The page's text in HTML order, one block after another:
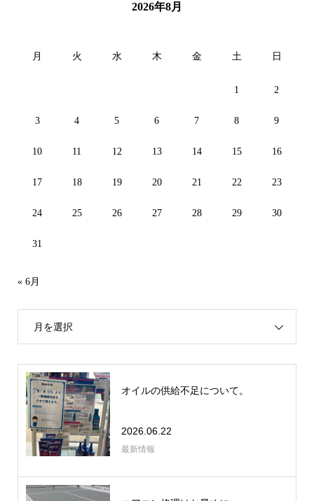
2026年8月
月 火 水 木 金 土 日
1 2
3 4 5 6 7 8 9
10 11 12 13 14 15 16
17 18 19 20 21 22 23
24 25 26 27 28 29 30
31
« 6月
月を選択
オイルの供給不足について。
2026.06.22
最新情報